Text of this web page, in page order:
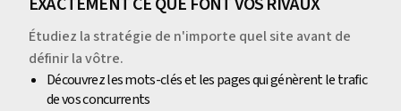
Étudiez la stratégie de n'importe quel site avant de
définir la vôtre.
Découvrez les mots-clés et les pages qui génèrent le trafic
de vos concurrents